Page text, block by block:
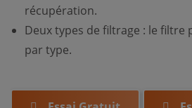
récupération.
Deux types de filtrage : le filtre
par type.